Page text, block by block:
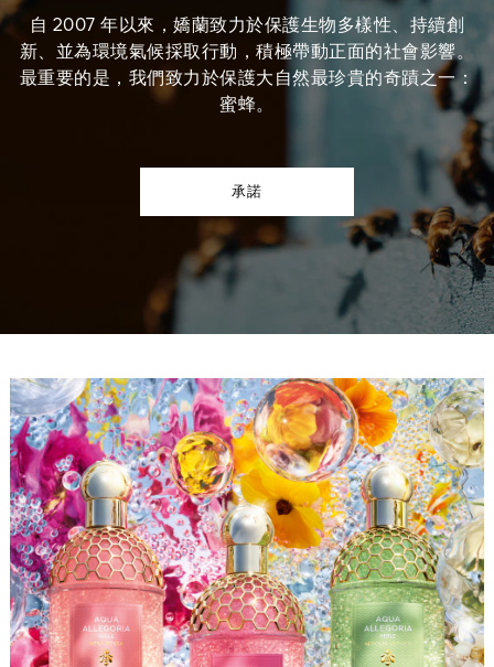
自 2007 年以來，嬌蘭致力於保護生物多樣性、持續創
新、並為環境氣候採取行動，積極帶動正面的社會影響。
最重要的是，我們致力於保護大自然最珍貴的奇蹟之一：
蜜蜂。
承諾